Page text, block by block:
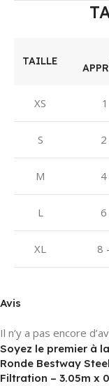
TAILLE
XS
S
M
L 6
XL 8
Avis
Il n’y a pas encore
Soyez le premier à
Ronde Bestway
Filtration – 3.05m x